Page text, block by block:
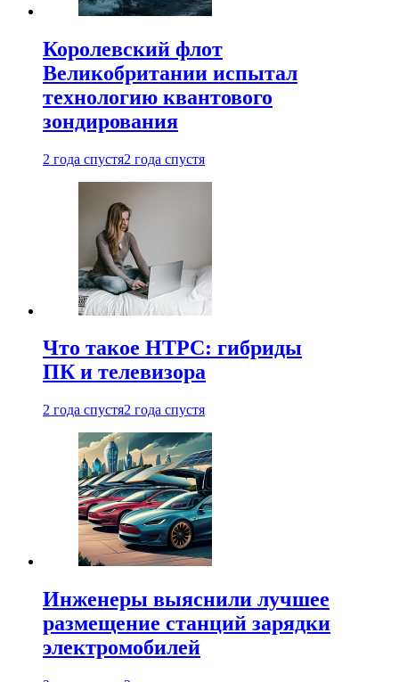
Королевский флот
Великобритании испытал
технологию квантового
зондирования
2 года спустя2 года спустя
Что такое HTPC: гибриды
ПК и телевизора
2 года спустя2 года спустя
Инженеры выяснили лучшее
размещение станций зарядки
электромобилей